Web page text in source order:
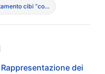
Evitamento cibi “contaminati” o “grassi”
Rappresentazione dei